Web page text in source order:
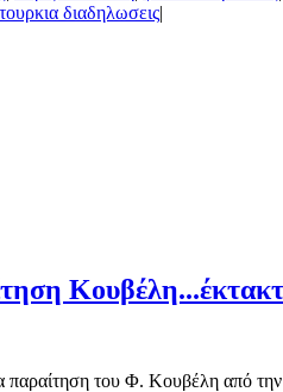
τουρκια διαδηλωσεις|
του Φ. Κουβέλη από την